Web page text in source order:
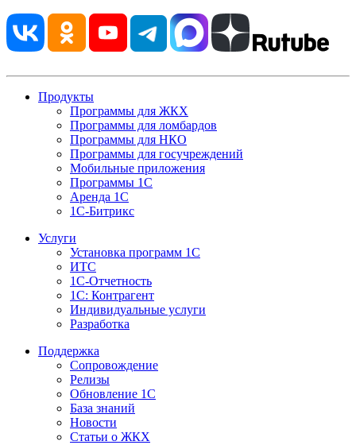
Продукты
Программы для ЖКХ
Программы для ломбардов
Программы для НКО
Программы для госучреждений
Мобильные приложения
Программы 1С
Аренда 1С
1С-Битрикс
Услуги
Установка программ 1С
ИТС
1С-Отчетность
1С: Контрагент
Индивидуальные услуги
Разработка
Поддержка
Сопровождение
Релизы
Обновление 1С
База знаний
Новости
Статьи о ЖКХ